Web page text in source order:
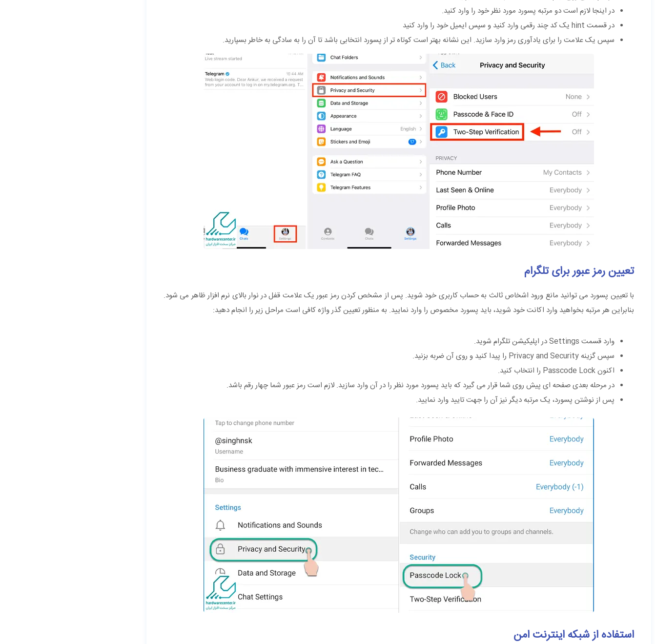
در اینجا لازم است دو مرتبه پسورد مورد نظر خود را وارد کنید.
در قسمت hint یک کد چند رقمی وارد کنید و سپس ایمیل خود را وارد کنید
سپس یک علامت را برای یادآوری رمز وارد سازید. این نشانه بهتر است کوتاه ‌تر از پسورد انتخابی باشد تا آن را به سادگی به خاطر بسپارید.
تعیین رمز عبور برای تلگرام
با تعیین پسورد می‌ توانید مانع ورود اشخاص ثالث به حساب کاربری خود شوید. پس از مشخص کردن رمز عبور یک علامت قفل در نوار بالای نرم‌ افزار ظاهر می ‌شود.
بنابراین هر مرتبه بخواهید وارد اکانت خود شوید، باید پسورد مخصوص را وارد نمایید. به منظور تعیین گذر واژه کافی است مراحل زیر را انجام دهید:
وارد قسمت Settings در اپلیکیشن تلگرام شوید.
سپس گزینه Privacy and Security را پیدا کنید و روی آن ضربه بزنید.
اکنون Passcode Lock را انتخاب کنید.
در مرحله بعدی صفحه ای پیش روی شما قرار می ‌گیرد که باید پسورد مورد نظر را در آن وارد سازید. لازم است رمز عبور شما چهار رقم باشد.
پس از نوشتن پسورد، یک مرتبه دیگر نیز آن را جهت تایید وارد نمایید.
استفاده از شبکه اینترنت امن